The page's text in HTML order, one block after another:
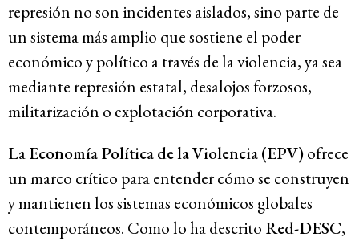
represión no son incidentes aislados, sino parte de
un sistema más amplio que sostiene el poder
económico y político a través de la violencia, ya sea
mediante represión estatal, desalojos forzosos,
militarización o explotación corporativa.
LaEconomía Política de la Violencia (EPV)ofrece
un marco crítico para entender cómo se construyen
y mantienen los sistemas económicos globales
contemporáneos. Como lo ha descrito Red-DESC,